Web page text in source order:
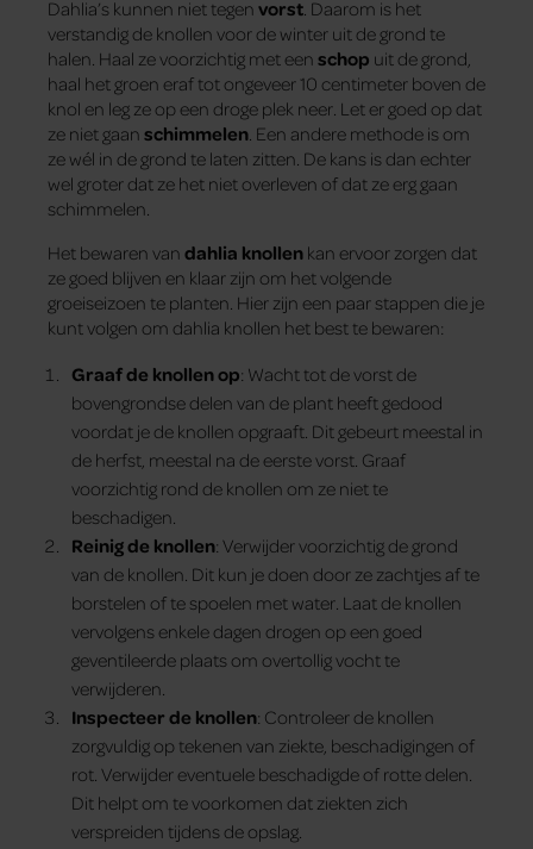
Dahlia’s kunnen niet tegen vorst . Daarom is het
verstandig de knollen voor de winter uit de grond te
halen. Haal ze voorzichtig met een schop uit de grond,
haal het groen eraf tot ongeveer 10 centimeter boven de
knol en leg ze op een droge plek neer. Let er goed op dat
ze niet gaan schimmelen . Een andere methode is om
ze wél in de grond te laten zitten. De kans is dan echter
wel groter dat ze het niet overleven of dat ze erg gaan
schimmelen.
Het bewaren van dahlia knollen kan ervoor zorgen dat
ze goed blijven en klaar zijn om het volgende
groeiseizoen te planten. Hier zijn een paar stappen die je
kunt volgen om dahlia knollen het best te bewaren:
Graaf de knollen op: Wacht tot de vorst de
bovengrondse delen van de plant heeft gedood
voordat je de knollen opgraaft. Dit gebeurt meestal in
de herfst, meestal na de eerste vorst. Graaf
voorzichtig rond de knollen om ze niet te
beschadigen.
Reinig de knollen: Verwijder voorzichtig de grond
van de knollen. Dit kun je doen door ze zachtjes af te
borstelen of te spoelen met water. Laat de knollen
vervolgens enkele dagen drogen op een goed
geventileerde plaats om overtollig vocht te
verwijderen.
Inspecteer de knollen: Controleer de knollen
zorgvuldig op tekenen van ziekte, beschadigingen of
rot. Verwijder eventuele beschadigde of rotte delen.
Dit helpt om te voorkomen dat ziekten zich
verspreiden tijdens de opslag.